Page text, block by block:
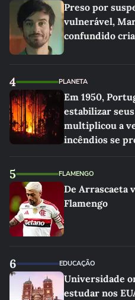
Preso por
vulnerável,
confundido
4 PLANETA
Em 1950,
estabilizar
multiplicou a
incêndios se
5 FLAMENGO
De Arrascaeta
Flamengo
6 EDUCAÇÃO
Universidade
estudar nos